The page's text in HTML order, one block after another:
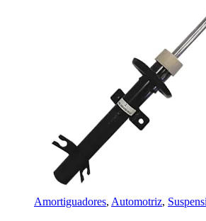
Amortiguadores, Automotriz,